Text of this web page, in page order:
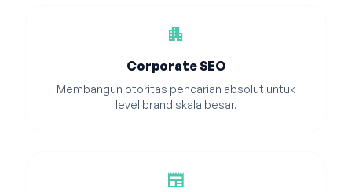
apartment
Corporate SEO
Membangun otoritas pencarian absolut untuk
level brand skala besar.
newspaper